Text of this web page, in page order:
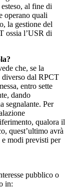
al fine di
operano quali
la gestione del
ossia l’USR di
che, se la
diverso dal RPCT
entro sette
dando
segnalante. Per
qualora il
quest’ultimo avrà
e modi previsti per
pubblico o
in: